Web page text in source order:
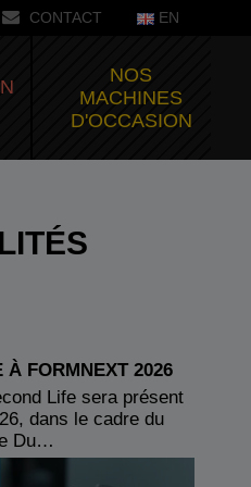
CONTACT EN
NOS
MACHINES
D'OCCASION
À FORMNEXT 2026
Life sera présent
dans le cadre du
Du…